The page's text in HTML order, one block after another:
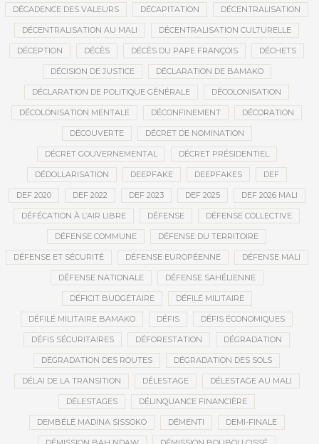
DÉCADENCE DES VALEURS DÉCAPITATION DÉCENTRALISATION
DÉCENTRALISATION AU MALI DÉCENTRALISATION CULTURELLE
DÉCEPTION DÉCÈS DÉCÈS DU PAPE FRANÇOIS DÉCHETS
DÉCISION DE JUSTICE DÉCLARATION DE BAMAKO
DÉCLARATION DE POLITIQUE GÉNÉRALE DÉCOLONISATION
DÉCOLONISATION MENTALE DÉCONFINEMENT DÉCORATION
DÉCOUVERTE DÉCRET DE NOMINATION
DÉCRET GOUVERNEMENTAL DÉCRET PRÉSIDENTIEL
DÉDOLLARISATION DEEPFAKE DEEPFAKES DEF
DEF 2020 DEF 2022 DEF 2023 DEF 2025 DEF 2026 MALI
DÉFÉCATION À L’AIR LIBRE DÉFENSE DÉFENSE COLLECTIVE
DÉFENSE COMMUNE DÉFENSE DU TERRITOIRE
DÉFENSE ET SÉCURITÉ DÉFENSE EUROPÉENNE DÉFENSE MALI
DÉFENSE NATIONALE DÉFENSE SAHÉLIENNE
DÉFICIT BUDGÉTAIRE DÉFILÉ MILITAIRE
DÉFILÉ MILITAIRE BAMAKO DÉFIS DÉFIS ÉCONOMIQUES
DÉFIS SÉCURITAIRES DÉFORESTATION DÉGRADATION
DÉGRADATION DES ROUTES DÉGRADATION DES SOLS
DÉLAI DE LA TRANSITION DÉLESTAGE DÉLESTAGE AU MALI
DÉLESTAGES DÉLINQUANCE FINANCIÈRE
DEMBÉLÉ MADINA SISSOKO DÉMENTI DEMI-FINALE